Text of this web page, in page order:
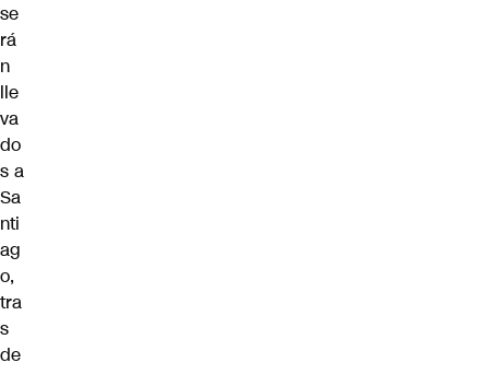
se
rá
n
lle
va
do
s a
Sa
nti
ag
o,
tra
s
de